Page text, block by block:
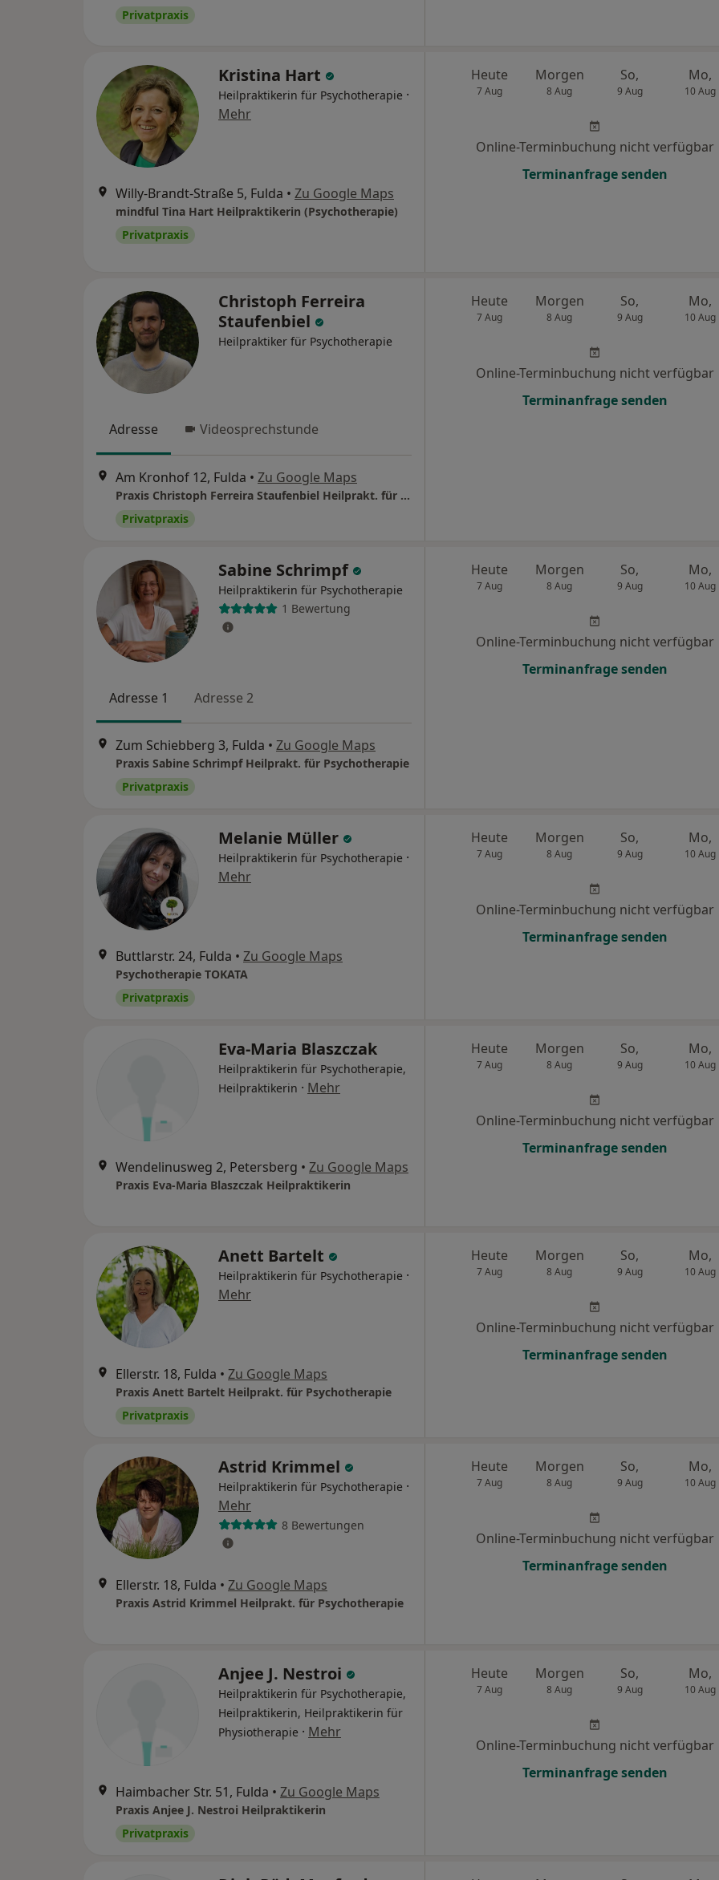
Privatpraxis
Kristina Hart
Heilpraktikerin für Psychotherapie ·
Mehr
Willy-Brandt-Straße 5, Fulda • Zu Google Maps
mindful Tina Hart Heilpraktikerin (Psychotherapie)
Privatpraxis
Heute
7 Aug
Morgen
8 Aug
So,
9 Aug
Mo,
10 Aug
Online-Terminbuchung nicht verfügbar
Terminanfrage senden
Christoph Ferreira
Staufenbiel
Heilpraktiker für Psychotherapie
Adresse Videosprechstunde
Am Kronhof 12, Fulda • Zu Google Maps
Praxis Christoph Ferreira Staufenbiel Heilprakt. für Psychotherapie
Privatpraxis
Heute
7 Aug
Morgen
8 Aug
So,
9 Aug
Mo,
10 Aug
Online-Terminbuchung nicht verfügbar
Terminanfrage senden
Sabine Schrimpf
Heilpraktikerin für Psychotherapie
1 Bewertung
Adresse 1 Adresse 2
Zum Schiebberg 3, Fulda • Zu Google Maps
Praxis Sabine Schrimpf Heilprakt. für Psychotherapie
Privatpraxis
Heute
7 Aug
Morgen
8 Aug
So,
9 Aug
Mo,
10 Aug
Online-Terminbuchung nicht verfügbar
Terminanfrage senden
Melanie Müller
Heilpraktikerin für Psychotherapie ·
Mehr
Buttlarstr. 24, Fulda • Zu Google Maps
Psychotherapie TOKATA
Privatpraxis
Heute
7 Aug
Morgen
8 Aug
So,
9 Aug
Mo,
10 Aug
Online-Terminbuchung nicht verfügbar
Terminanfrage senden
Eva-Maria Blaszczak
Heilpraktikerin für Psychotherapie,
Heilpraktikerin · Mehr
Wendelinusweg 2, Petersberg • Zu Google Maps
Praxis Eva-Maria Blaszczak Heilpraktikerin
Heute
7 Aug
Morgen
8 Aug
So,
9 Aug
Mo,
10 Aug
Online-Terminbuchung nicht verfügbar
Terminanfrage senden
Anett Bartelt
Heilpraktikerin für Psychotherapie ·
Mehr
Ellerstr. 18, Fulda • Zu Google Maps
Praxis Anett Bartelt Heilprakt. für Psychotherapie
Privatpraxis
Heute
7 Aug
Morgen
8 Aug
So,
9 Aug
Mo,
10 Aug
Online-Terminbuchung nicht verfügbar
Terminanfrage senden
Astrid Krimmel
Heilpraktikerin für Psychotherapie ·
Mehr
8 Bewertungen
Ellerstr. 18, Fulda • Zu Google Maps
Praxis Astrid Krimmel Heilprakt. für Psychotherapie
Heute
7 Aug
Morgen
8 Aug
So,
9 Aug
Mo,
10 Aug
Online-Terminbuchung nicht verfügbar
Terminanfrage senden
Anjee J. Nestroi
Heilpraktikerin für Psychotherapie,
Heilpraktikerin, Heilpraktikerin für
Physiotherapie · Mehr
Haimbacher Str. 51, Fulda • Zu Google Maps
Praxis Anjee J. Nestroi Heilpraktikerin
Privatpraxis
Heute
7 Aug
Morgen
8 Aug
So,
9 Aug
Mo,
10 Aug
Online-Terminbuchung nicht verfügbar
Terminanfrage senden